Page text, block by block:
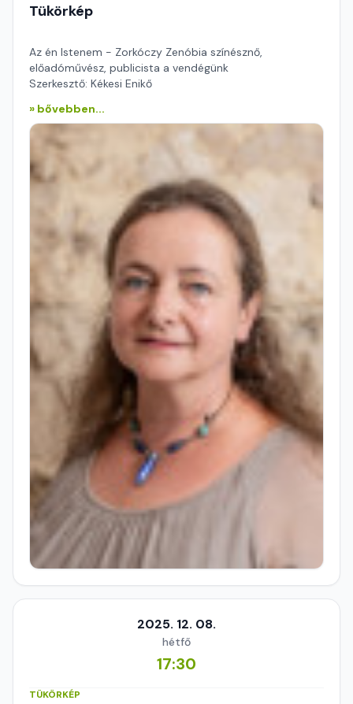
Tükörkép
Az én Istenem - Zorkóczy Zenóbia színésznő,
előadóművész, publicista a vendégünk
Szerkesztő: Kékesi Enikő
» bővebben...
2025. 12. 08.
hétfő
17:30
TÜKÖRKÉP